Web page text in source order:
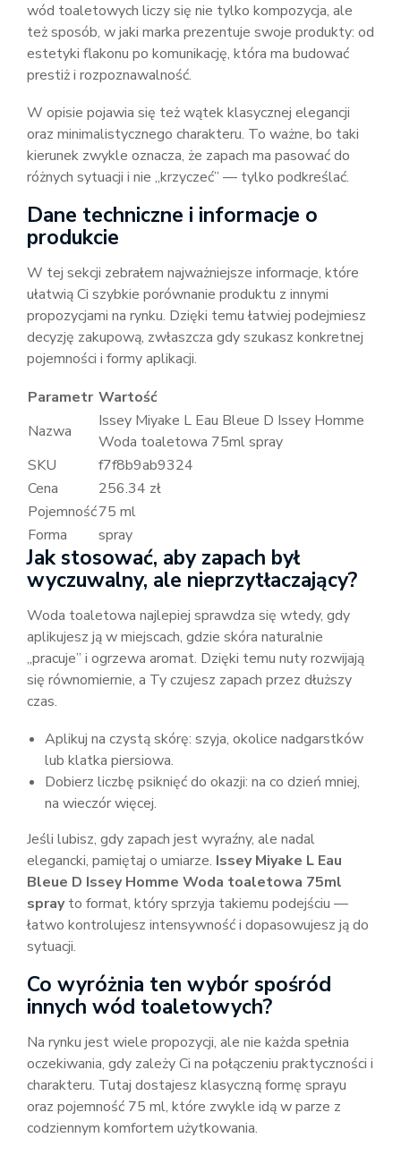
wód toaletowych liczy się nie tylko kompozycja, ale
też sposób, w jaki marka prezentuje swoje produkty: od
estetyki flakonu po komunikację, która ma budować
prestiż i rozpoznawalność.
W opisie pojawia się też wątek klasycznej elegancji
oraz minimalistycznego charakteru. To ważne, bo taki
kierunek zwykle oznacza, że zapach ma pasować do
różnych sytuacji i nie „krzyczeć” — tylko podkreślać.
Dane techniczne i informacje o
produkcie
W tej sekcji zebrałem najważniejsze informacje, które
ułatwią Ci szybkie porównanie produktu z innymi
propozycjami na rynku. Dzięki temu łatwiej podejmiesz
decyzję zakupową, zwłaszcza gdy szukasz konkretnej
pojemności i formy aplikacji.
Parametr Wartość
Nazwa
Issey Miyake L Eau Bleue D Issey Homme
Woda toaletowa 75ml spray
SKU
f7f8b9ab9324
Cena
256.34 zł
Pojemność75 ml
Forma
spray
Jak stosować, aby zapach był
wyczuwalny, ale nieprzytłaczający?
Woda toaletowa najlepiej sprawdza się wtedy, gdy
aplikujesz ją w miejscach, gdzie skóra naturalnie
„pracuje” i ogrzewa aromat. Dzięki temu nuty rozwijają
się równomiernie, a Ty czujesz zapach przez dłuższy
czas.
Aplikuj na czystą skórę: szyja, okolice nadgarstków
lub klatka piersiowa.
Dobierz liczbę psiknięć do okazji: na co dzień mniej,
na wieczór więcej.
Jeśli lubisz, gdy zapach jest wyraźny, ale nadal
elegancki, pamiętaj o umiarze. Issey Miyake L Eau
Bleue D Issey Homme Woda toaletowa 75ml
sprayto format, który sprzyja takiemu podejściu —
łatwo kontrolujesz intensywność i dopasowujesz ją do
sytuacji.
Co wyróżnia ten wybór spośród
innych wód toaletowych?
Na rynku jest wiele propozycji, ale nie każda spełnia
oczekiwania, gdy zależy Ci na połączeniu praktyczności i
charakteru. Tutaj dostajesz klasyczną formę sprayu
oraz pojemność 75 ml, które zwykle idą w parze z
codziennym komfortem użytkowania.